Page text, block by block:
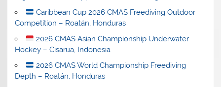
Caribbean Cup 2026 CMAS Freediving Outdoor
Competition – Roatán, Honduras
2026 CMAS Asian Championship Underwater
Hockey – Cisarua, Indonesia
2026 CMAS World Championship Freediving
Depth – Roatán, Honduras